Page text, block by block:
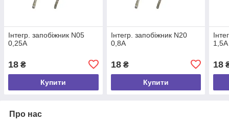
Інтегр. запобіжник N05
0,25A
18 ₴
Купити
Інтегр. запобіжник N20
0,8A
18₴
Купити
1,5A
18
Про нас